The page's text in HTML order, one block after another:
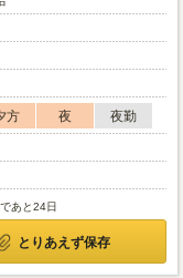
方 夜
夜勤
あと24日
とりあえず保存